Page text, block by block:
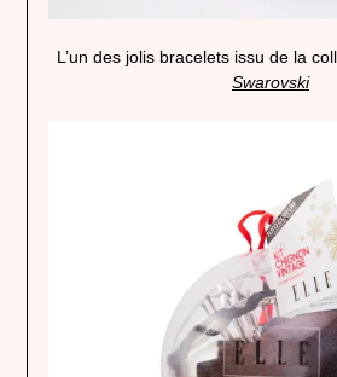
L’un des jolis bracelets issu de la
Swarovski